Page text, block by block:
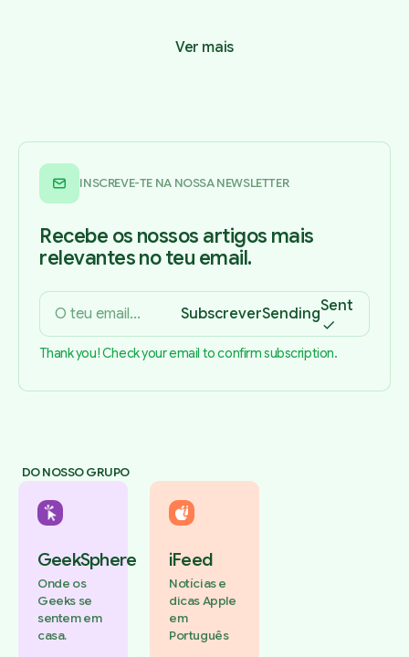
Ver mais
INSCREVE-TE NA NOSSA NEWSLETTER
Recebe os nossos artigos mais
relevantes no teu email.
SubscreverSendingSent
Thank you! Check your email to confirm subscription.
DO NOSSO GRUPO
GeekSphere
Onde os
Geeks se
sentem em
casa.
iFeed
Notícias e
dicas Apple
em
Português